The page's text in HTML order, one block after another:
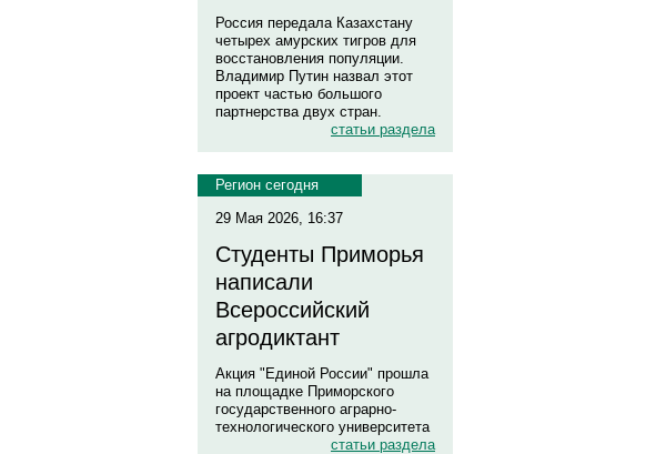
Россия передала Казахстану
четырех амурских тигров для
восстановления популяции.
Владимир Путин назвал этот
проект частью большого
партнерства двух стран.
статьи раздела
Регион сегодня
29 Мая 2026, 16:37
Студенты Приморья
написали
Всероссийский
агродиктант
Акция "Единой России" прошла
на площадке Приморского
государственного аграрно-
технологического университета
статьи раздела